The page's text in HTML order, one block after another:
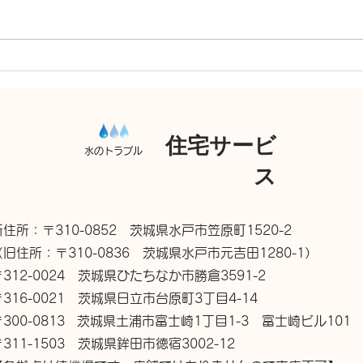
住宅サービ
ス
水のトラブル
住所：〒310-0852 茨城県水戸市笠原町1520-2
旧住所：〒310-0836 茨城県水戸市元吉田1280-1）
312-0024 茨城県ひたちなか市勝倉3591-2
316-0021 茨城県日立市台原町3丁目4-14
300-0813 茨城県土浦市富士崎1丁目1-3 富士崎ビル101
311-1503 茨城県鉾田市徳宿3002-12